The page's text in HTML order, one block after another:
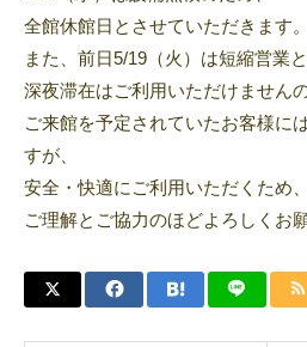
全館休館日とさせていただきます。
また、前日5/19（火）は短縮営業と
深夜滞在はご利用いただけません
ご来館を予定されていたお客様に
すが、
安全・快適にご利用いただくため、
ご理解とご協力のほどよろしくお